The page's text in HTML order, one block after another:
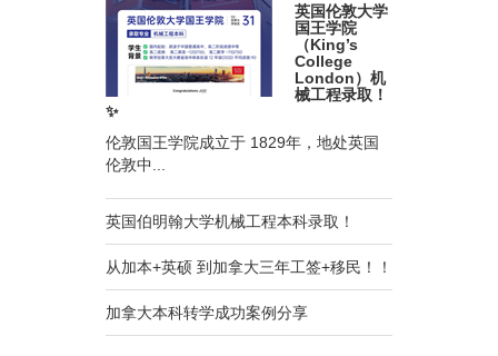
英国伦敦大学
国王学院
（King’s
College
London）机
械工程录取！
✨
伦敦国王学院成立于 1829年，地处英国
伦敦中...
英国伯明翰大学机械工程本科录取！
从加本+英硕 到加拿大三年工签+移民！！
加拿大本科转学成功案例分享